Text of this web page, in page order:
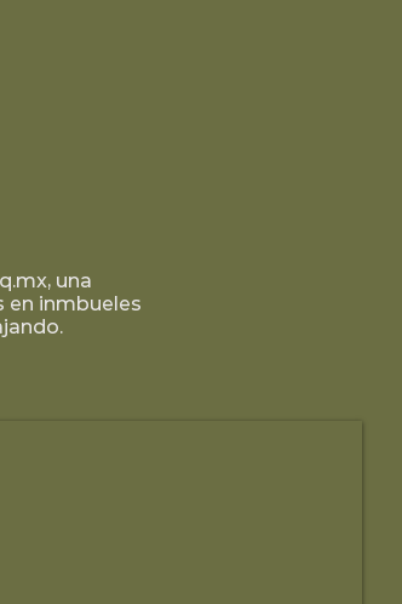
una
en inmbueles